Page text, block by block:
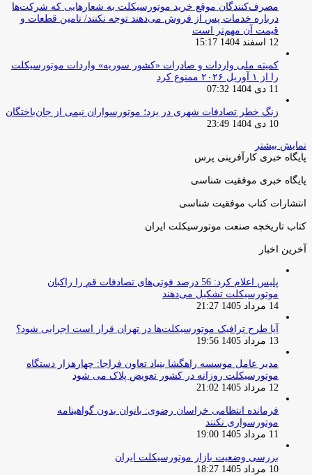
مصرف‌کنندگان موقع خرید موتورسیکلت به شعارهایی که شرکت‌ها
درباره خدمات پس از فروش می‌دهند توجه نکنند/ تامین قطعات و
قیمت آن مهم‌تر است
12 اسفند 1404 15:17
کمیته ملی واردات و صادرات «کشور سوریه» واردات موتورسیکلت
را از ۱ آوریل ۲۰۲۶ ممنوع کرد
11 دی 1404 07:32
زنگ خطر تصادفات شهری در یزد؛ موتورسواران نیمی از جان‌باختگان
10 دی 1404 23:49
نمایش بیشتر
پایگاه خبری کارآفرینی پرس
پایگاه خبری موفقیت شناسی
انتشارات کتاب موفقیت شناسی
کتاب تاریخچه صنعت موتورسیکلت ایران
آخرین اخبار
پلیس اعلام کرد: 56 درصد فوتی‌های تصادفات قم را راکبان
موتورسیکلت تشکیل می‌دهند
14 مرداد 1405 21:27
آیا طرح ترافیک موتورسیکلت‌ها در تهران قرار است اجرایی شود؟
13 مرداد 1405 19:56
مدیر عامل موسسه راهگشا بنیاد تعاون فراجا: چهارهزار دستگاه
موتورسیکلت روزانه در کشور تعویض پلاک می شود
12 مرداد 1405 21:02
فرمانده انتظامی خراسان رضوی: بانوان بدون گواهینامه
موتورسواری نکنند
11 مرداد 1405 19:00
بررسی وضعیت بازار موتورسیکلت ایران
10 مرداد 1405 18:27